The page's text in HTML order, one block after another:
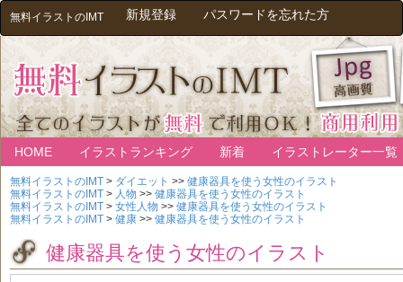
無料イラストのIMT 新規登録 パスワードを忘れた方
HOME イラストランキング 新着 イラストレーター一覧
無料イラストのIMT > ダイエット >> 健康器具を使う女性のイラスト
無料イラストのIMT > 人物 >> 健康器具を使う女性のイラスト
無料イラストのIMT > 女性人物 >> 健康器具を使う女性のイラスト
無料イラストのIMT > 健康 >> 健康器具を使う女性のイラスト
健康器具を使う女性のイラスト